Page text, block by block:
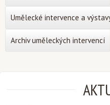
Umělecké intervence a
Archiv uměleckých intervencí